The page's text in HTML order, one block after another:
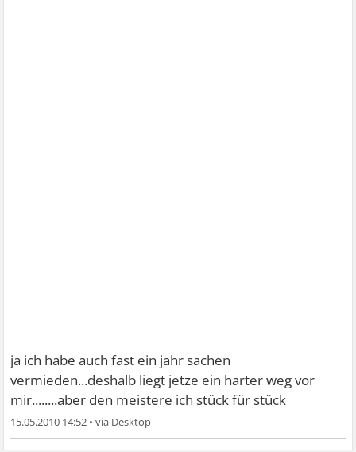
ja ich habe auch fast ein jahr sachen
vermieden...deshalb liegt jetze ein harter weg vor
mir........aber den meistere ich stück für stück
15.05.2010 14:52 •